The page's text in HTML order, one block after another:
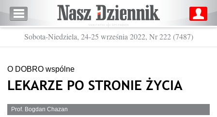
Sobota-Niedziela, 24-25 września 2022, Nr 222 (7487)
O DOBRO wspólne
LEKARZE PO STRONIE ŻYCIA
Prof. Bogdan Chazan